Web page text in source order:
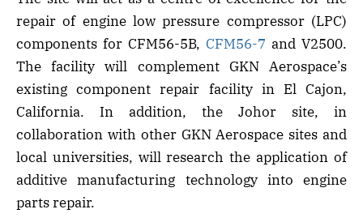
repair of engine low pressure compressor (LPC)
components for CFM56-5B, CFM56-7 and V2500.
The facility will complement GKN Aerospace’s
existing component repair facility in El Cajon,
California. In addition, the Johor site, in
collaboration with other GKN Aerospace sites and
local universities, will research the application of
additive manufacturing technology into engine
parts repair.